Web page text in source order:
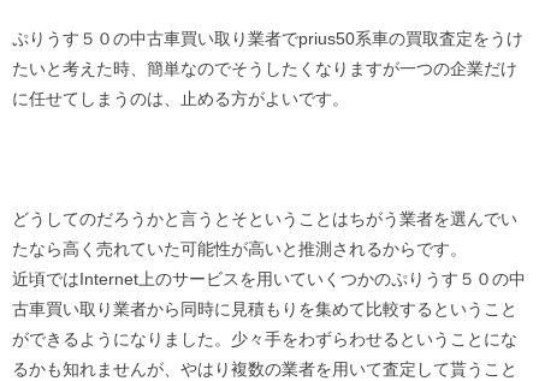
ぷりうす５０の中古車買い取り業者でprius50系車の買取査定をうけ
たいと考えた時、簡単なのでそうしたくなりますが一つの企業だけ
に任せてしまうのは、止める方がよいです。
どうしてのだろうかと言うとそということはちがう業者を選んでい
たなら高く売れていた可能性が高いと推測されるからです。
近頃ではInternet上のサービスを用いていくつかのぷりうす５０の中
古車買い取り業者から同時に見積もりを集めて比較するということ
ができるようになりました。少々手をわずらわせるということにな
るかも知れませんが、やはり複数の業者を用いて査定して貰うこと